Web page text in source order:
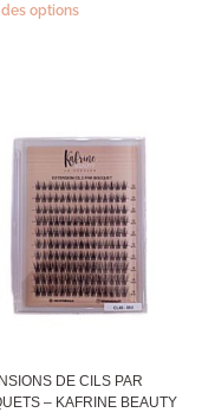
options
DE CILS PAR
– KAFRINE BEAUTY